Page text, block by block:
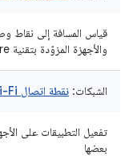
والأجهزة المزوّدة بتقنية Wi-Fi Aware
الشبكات: نقطة اتصال Wi-Fi للأجهزة المحلية فقط
بعضها